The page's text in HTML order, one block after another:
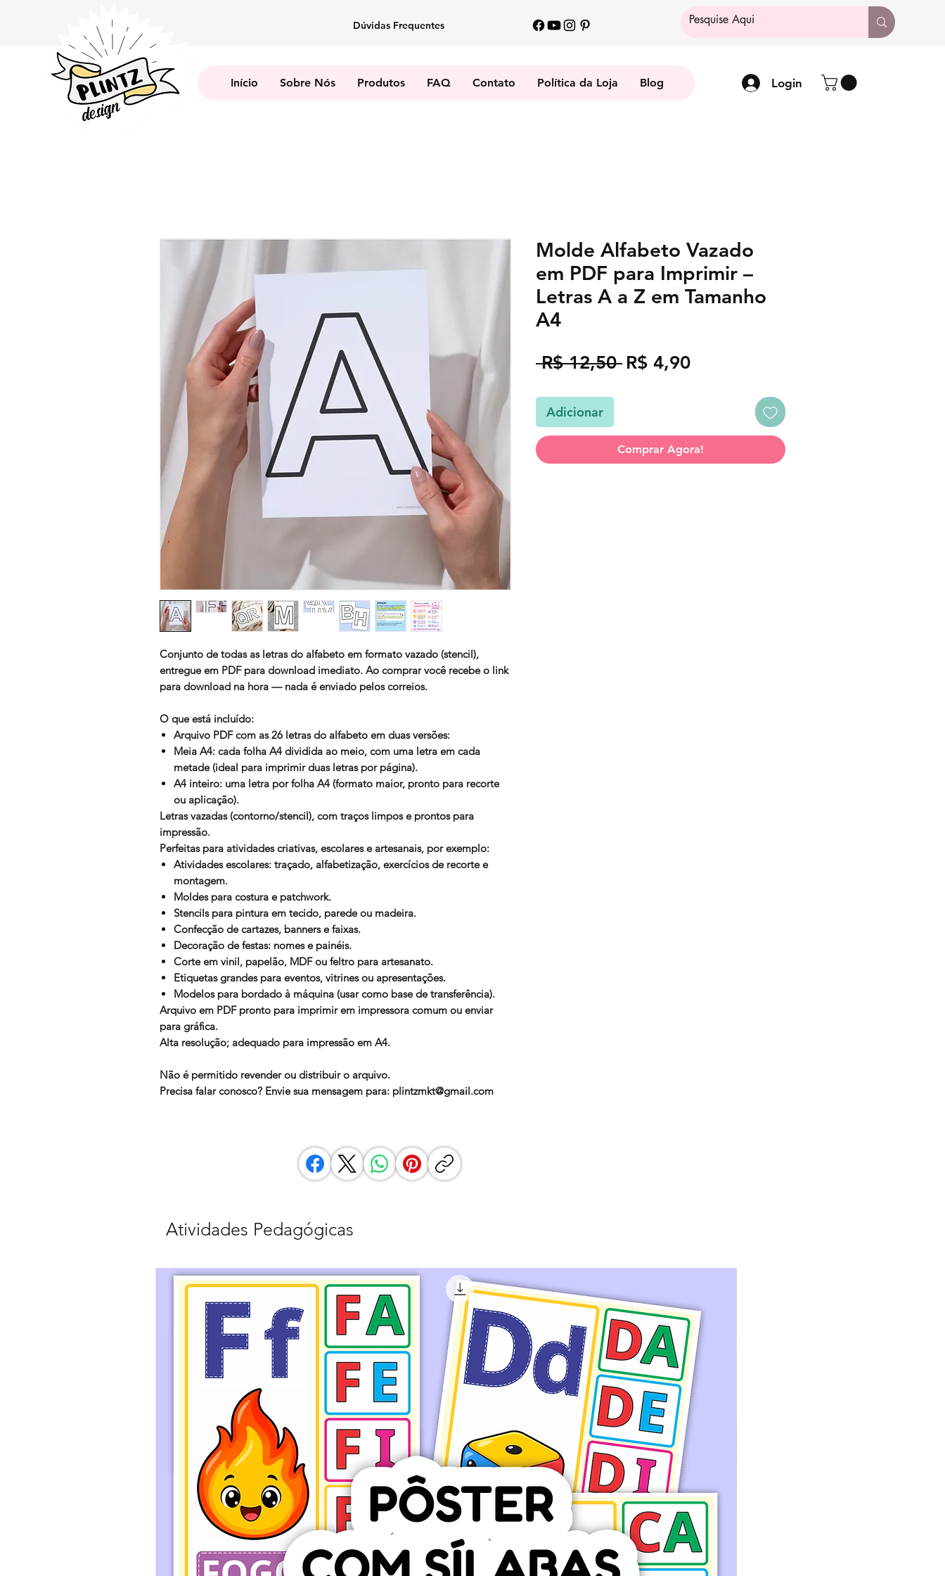
Dúvidas Frequentes
Início Sobre Nós Produtos FAQ Contato Política da Loja Blog Login
Conjunto detodas as letras do alfabeto em formato vazado (stencil),
entregueem PDF para download imediato. Ao comprar você recebe o link
para download na hora — nada é enviado pelos correios.
O que está incluído:
Arquivo PDF com as 26 letras do alfabeto em duas versões:
Meia A4: cada folha A4 dividida ao meio, com uma letra em cada
metade (ideal para imprimir duas letras por página).
A4 inteiro: uma letra por folha A4 (formato maior, pronto para recorte
ou aplicação).
Letras vazadas (contorno/stencil), com traços limpos e prontos para
impressão.
Perfeitas para atividades criativas, escolares e artesanais, por exemplo:
Atividades escolares: traçado, alfabetização, exercícios de recorte e
montagem.
Moldes para costura e patchwork.
Stencils para pintura em tecido, parede ou madeira.
Confecção de cartazes, banners e faixas.
Decoração de festas: nomes e painéis.
Corte em vinil, papelão, MDF ou feltro para artesanato.
Etiquetas grandes para eventos, vitrines ou apresentações.
Modelos para bordado à máquina (usar como base de transferência).
Arquivo em PDFpronto para imprimir em impressora comum ou enviar
para gráfica.
Alta resolução; adequado para impressão em A4.
Não é permitido revender ou distribuir o arquivo.
Precisa falar conosco? Envie sua mensagem para: plintzmkt@gmail.com
Molde Alfabeto Vazado
em PDF para Imprimir –
Letras A a Z em Tamanho
A4
R$ 12,50 Preço
R$ 4,90Preço
Adicionar
Comprar Agora!
Atividades Pedagógicas